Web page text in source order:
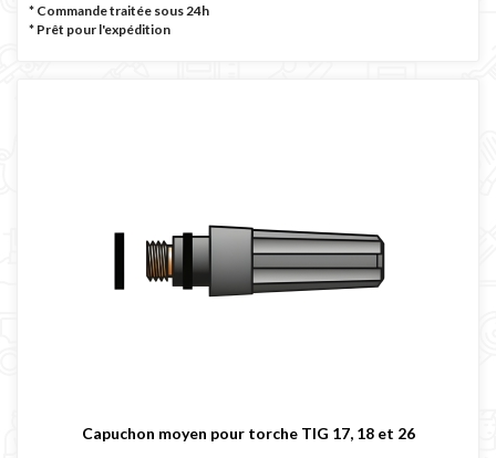
* Commande traitée sous 24h
* Prêt pour l'expédition
Capuchon moyen pour torche TIG 17, 18 et 26